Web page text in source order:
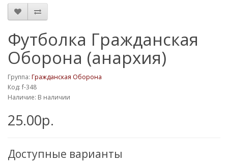
Футболка Гражданская
Оборона (анархия)
Группа: Гражданская Оборона
Код: f-348
Наличие: В наличии
25.00р.
Доступные варианты